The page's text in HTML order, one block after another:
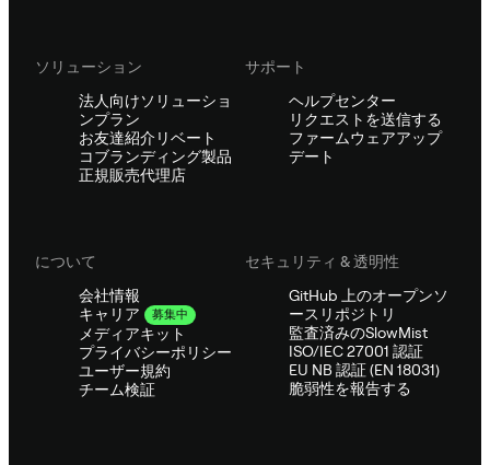
ソリューション
法人向けソリューショ
ンプラン
お友達紹介リベート
コブランディング製品
正規販売代理店
サポート
ヘルプセンター
リクエストを送信する
ファームウェアアップ
デート
について
会社情報
キャリア
募集中
メディアキット
プライバシーポリシー
ユーザー規約
チーム検証
セキュリティ & 透明性
GitHub 上のオープンソ
ースリポジトリ
監査済みのSlowMist
ISO/IEC 27001 認証
EU NB 認証 (EN 18031)
脆弱性を報告する